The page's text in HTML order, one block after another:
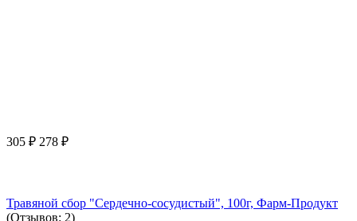
305 ₽ 278 ₽
Травяной сбор "Сердечно-сосудистый", 100г, Фарм-Продукт
(Отзывов: 2)